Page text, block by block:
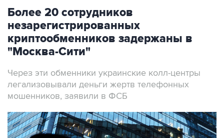
Более 20 сотрудников
незарегистрированных
криптообменников задержаны в
"Москва-Сити"
Через эти обменники украинские колл-центры
легализовывали деньги жертв телефонных
мошенников, заявили в ФСБ